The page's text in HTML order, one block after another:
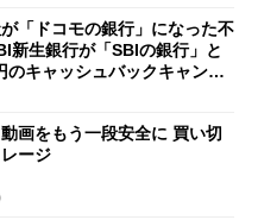
「ドコモの銀行」になった不
生銀行が「SBIの銀行」と
のキャッシュバックキャンペ
画をもう一段安全に 買い切
ージ